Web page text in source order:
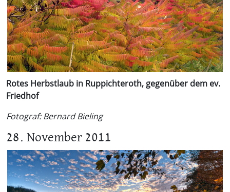
Rotes Herbstlaub in Ruppichteroth, gegenüber dem ev.
Friedhof
Fotograf: Bernard Bieling
28. November 2011